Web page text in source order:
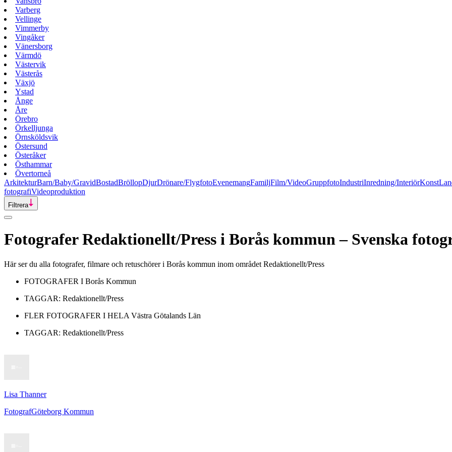
Varberg
Vellinge
Vimmerby
Vingåker
Vänersborg
Värmdö
Västervik
Västerås
Växjö
Ystad
Ånge
Åre
Örebro
Örkelljunga
Örnsköldsvik
Östersund
Österåker
Östhammar
Övertorneå
ArkitekturBarn/Baby/GravidBostadBröllopDjurDrönare/FlygfotoEvenemangFamiljFilm/VideoGruppfotoIndustriInredning/InteriörKonst
fotografiVideoproduktion
Filtrera
FotograferRedaktionellt/Press i Borås kommun– Svenska
Här ser du alla fotografer, filmare och retuschörer i Borås kommun inom området Redaktionellt/Press
FOTOGRAFER I Borås Kommun
TAGGAR: Redaktionellt/Press
FLER FOTOGRAFER I HELA Västra Götalands Län
TAGGAR: Redaktionellt/Press
Lisa Thanner
FotografGöteborg Kommun